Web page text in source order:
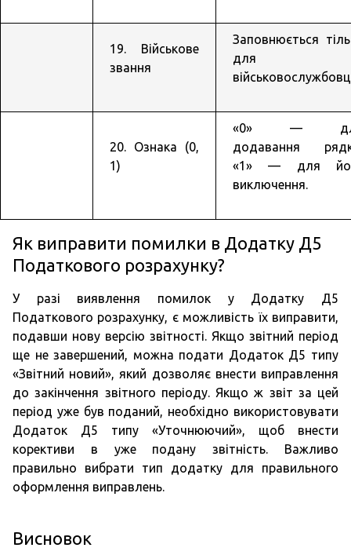
19. Військове
звання
Заповнюється
для
20. Ознака (0,
1)
«0» —
додавання
«1» — для
виключення.
Як виправити помилки в Додатку Д5
Податкового розрахунку?
У разі виявлення помилок у Додатку Д5
Податкового розрахунку, є можливість їх виправити,
подавши нову версію звітності. Якщо звітний період
ще не завершений, можна подати Додаток Д5 типу
«Звітний новий», який дозволяє внести виправлення
до закінчення звітного періоду. Якщо ж звіт за цей
період уже був поданий, необхідно використовувати
Додаток Д5 типу «Уточнюючий», щоб внести
корективи в уже подану звітність. Важливо
правильно вибрати тип додатку для правильного
оформлення виправлень.
Висновок